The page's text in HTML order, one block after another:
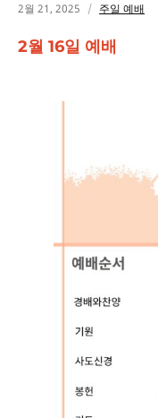
2월 21, 2025 주일 예배
2월 16일 예배